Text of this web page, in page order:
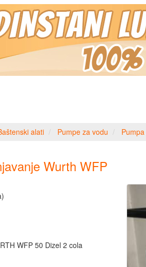
alati Pumpe za vodu
Wurth WFP
WFP 50 Dizel 2 cola